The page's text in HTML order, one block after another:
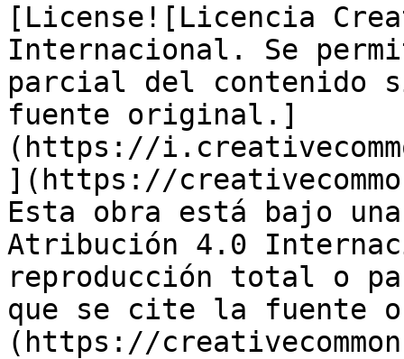
[License![Licencia
Internacional. Se
parcial del contenido
fuente original.]
(https://
](https://
Esta obra está bajo
Atribución 4.0
reproducción total o
que se cite la fuente
(https://